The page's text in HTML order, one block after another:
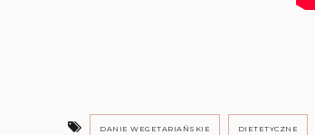
DANIE WEGETARIAŃSKIE DIETETYCZNE